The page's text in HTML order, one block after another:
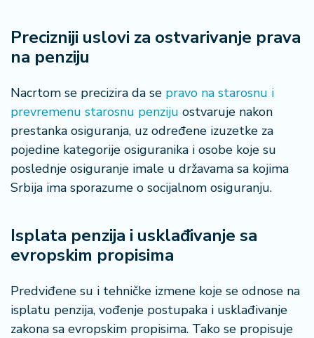
Precizniji uslovi za ostvarivanje prava
na penziju
Nacrtom se precizira da se pravo na starosnu i
prevremenu starosnu penziju ostvaruje nakon
prestanka osiguranja, uz određene izuzetke za
pojedine kategorije osiguranika i osobe koje su
poslednje osiguranje imale u državama sa kojima
Srbija ima sporazume o socijalnom osiguranju.
Isplata penzija i usklađivanje sa
evropskim propisima
Predviđene su i tehničke izmene koje se odnose na
isplatu penzija, vođenje postupaka i usklađivanje
zakona sa evropskim propisima. Tako se propisuje